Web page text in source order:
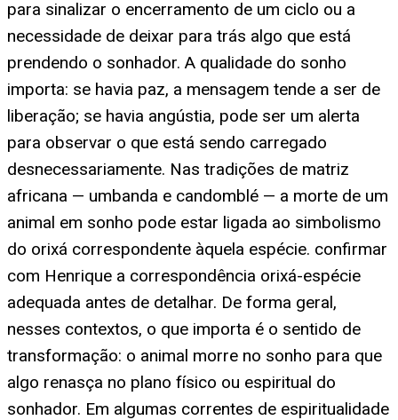
para sinalizar o encerramento de um ciclo ou a
necessidade de deixar para trás algo que está
prendendo o sonhador. A qualidade do sonho
importa: se havia paz, a mensagem tende a ser de
liberação; se havia angústia, pode ser um alerta
para observar o que está sendo carregado
desnecessariamente. Nas tradições de matriz
africana — umbanda e candomblé — a morte de um
animal em sonho pode estar ligada ao simbolismo
do orixá correspondente àquela espécie. confirmar
com Henrique a correspondência orixá-espécie
adequada antes de detalhar. De forma geral,
nesses contextos, o que importa é o sentido de
transformação: o animal morre no sonho para que
algo renasça no plano físico ou espiritual do
sonhador. Em algumas correntes de espiritualidade